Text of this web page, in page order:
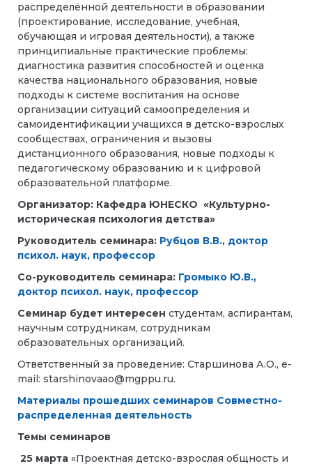
распределённой деятельности в образовании
(проектирование, исследование, учебная,
обучающая и игровая деятельности), а также
принципиальные практические проблемы:
диагностика развития способностей и оценка
качества национального образования, новые
подходы к системе воспитания на основе
организации ситуаций самоопределения и
самоидентификации учащихся в детско-взрослых
сообществах, ограничения и вызовы
дистанционного образования, новые подходы к
педагогическому образованию и к цифровой
образовательной платформе.
Организатор: Кафедра ЮНЕСКО «Культурно-
историческая психология детства»
Руководитель семинара: Рубцов В.В., доктор
психол. наук, профессор
Со-руководитель семинара: Громыко Ю.В.,
доктор психол. наук, профессор
Семинар будет интересен студентам, аспирантам,
научным сотрудникам, сотрудникам
образовательных организаций.
Ответственный за проведение: Старшинова А.О., e-
mail: starshinovaao@mgppu.ru.
Материалы прошедших семинаров Совместно-
распределенная деятельность
Темы семинаров
25 марта «Проектная детско-взрослая общность и